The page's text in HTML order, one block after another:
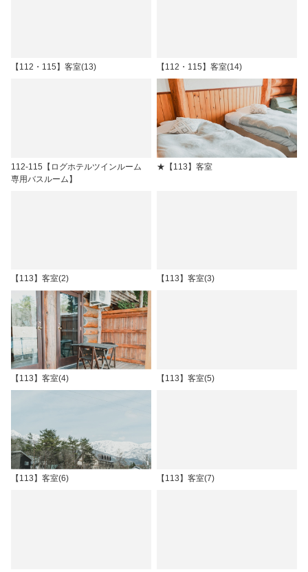
【112・115】客室(13) 【112・115】客室(14)
112-115【ログホテルツインルーム
専用バスルーム】
★【113】客室
【113】客室(2) 【113】客室(3)
【113】客室(4) 【113】客室(5)
【113】客室(6) 【113】客室(7)